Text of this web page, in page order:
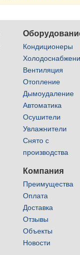
Кондиционеры
Вентиляция
Отопление
Дымоудаление
Автоматика
Осушители
Увлажнители
Снято с
производства
Компания
Преимущества
Оплата
Доставка
Отзывы
Объекты
Новости